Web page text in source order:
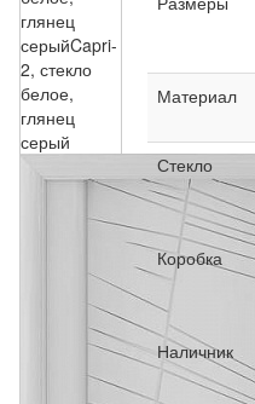
глянец
серыйCapri-
2, стекло
белое,
глянец
серый
Материал
Стекло
Коробка
Наличник